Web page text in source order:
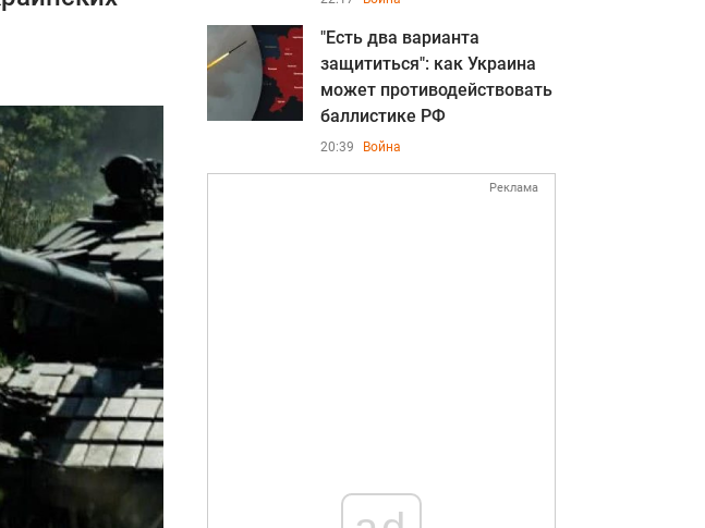
"Есть два варианта
защититься": как Украина
может противодействовать
баллистике РФ
20:39 Война
Реклама